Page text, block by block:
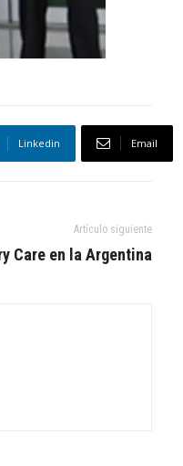
Linkedin Email
Artículo siguiente
Care en la Argentina